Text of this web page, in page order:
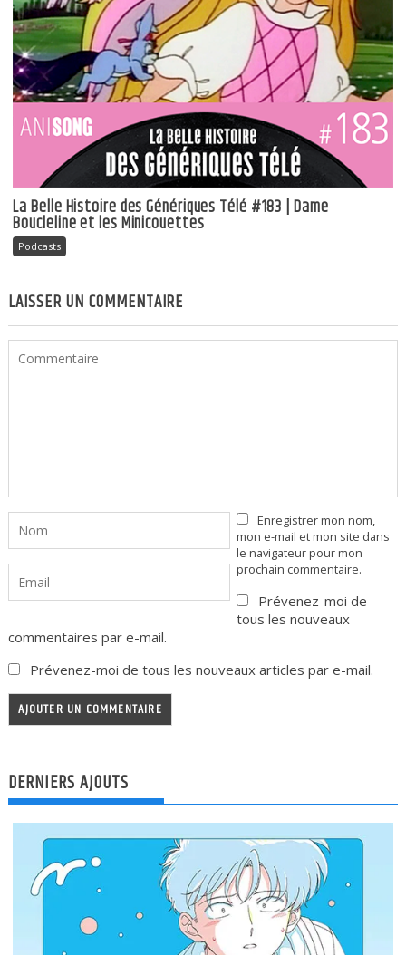
La Belle Histoire des Génériques Télé #183 | Dame
Boucleline et les Minicouettes
Podcasts
LAISSER UN COMMENTAIRE
Enregistrer mon nom,
mon e-mail et mon site dans
le navigateur pour mon
prochain commentaire.
Prévenez-moi de
tous les nouveaux
commentaires par e-mail.
Prévenez-moi de tous les nouveaux articles par e-mail.
DERNIERS AJOUTS